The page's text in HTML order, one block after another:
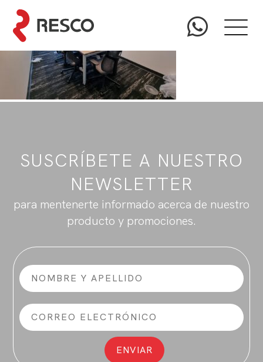
SUSCRÍBETE A NUESTRO
NEWSLETTER
para mentenerte informado acerca de nuestro
producto y promociones.